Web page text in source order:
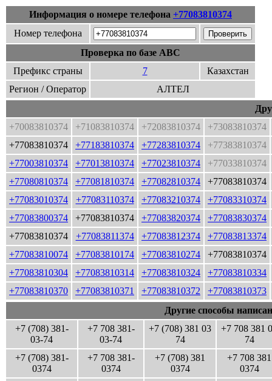
Информация о номере телефона +77083810374
Номер телефона
Проверка по базе ABC
Префикс страны
7
Казахстан
Регион / Оператор
АЛТЕЛ
+70083810374
+71083810374 +72083810374
+73083810374
+77083810374
+77183810374 +77283810374
+77383810374
+77003810374
+77013810374 +77023810374
+77033810374
+77080810374
+77081810374 +77082810374
+77083810374
+77083010374
+77083110374 +77083210374
+77083310374
+77083800374
+77083810374 +77083820374
+77083830374
+77083810374
+77083811374 +77083812374
+77083813374
+77083810074
+77083810174 +77083810274
+77083810374
+77083810304
+77083810314 +77083810324
+77083810334
+77083810370
+77083810371 +77083810372
+77083810373
Другие способы
+7 (708) 381-
03-74
+7 708 381-
03-74
+7 (708) 381 03
74
+7 708 381
74
+7 (708) 381-
0374
+7 708 381-
0374
+7 (708) 381
0374
+7 708 381
0374